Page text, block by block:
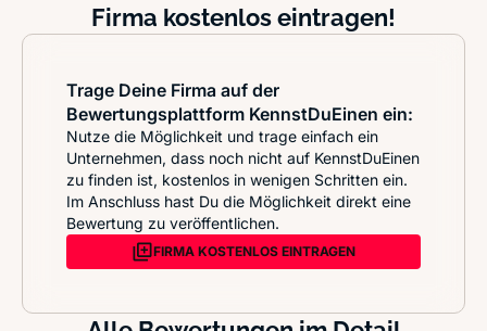
Firma kostenlos eintragen!
Trage Deine Firma auf der
Bewertungsplattform KennstDuEinen ein:
Nutze die Möglichkeit und trage einfach ein
Unternehmen, dass noch nicht auf KennstDuEinen
zu finden ist, kostenlos in wenigen Schritten ein.
Im Anschluss hast Du die Möglichkeit direkt eine
Bewertung zu veröffentlichen.
FIRMA KOSTENLOS EINTRAGEN